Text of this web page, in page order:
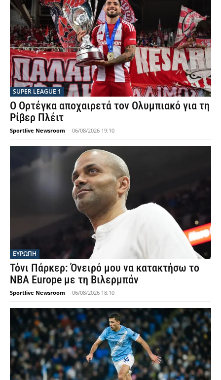
SUPER LEAGUE 1
Ο Ορτέγκα αποχαιρετά τον Ολυμπιακό για τη
Ρίβερ Πλέιτ
Sportlive Newsroom - 06/08/2026 19:10
ΕΥΡΩΠΗ
Τόνι Πάρκερ: Όνειρό μου να κατακτήσω το
NBA Europe με τη Βιλερμπάν
Sportlive Newsroom - 06/08/2026 18:10